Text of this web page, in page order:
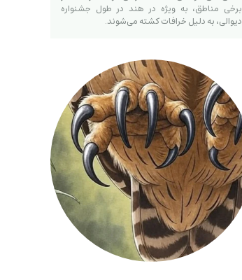
برخی مناطق، به ویژه در هند در طول جشنواره
دیوالی، به دلیل خرافات کشته می‌شوند.